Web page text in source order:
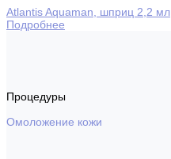
Atlantis Aquaman, шприц 2,2 мл
Подробнее
Процедуры
Омоложение кожи